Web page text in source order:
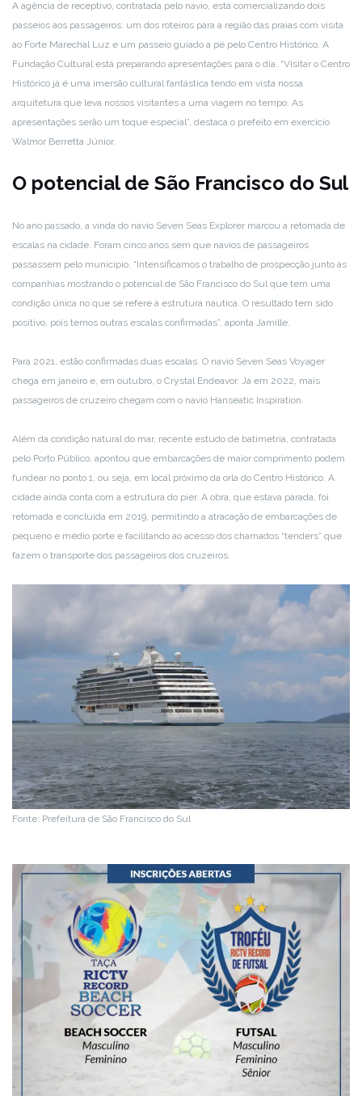
A agência de receptivo, contratada pelo navio, está comercializando dois
passeios aos passageiros: um dos roteiros para a região das praias com visita
ao Forte Marechal Luz e um passeio guiado a pé pelo Centro Histórico. A
Fundação Cultural está preparando apresentações para o dia. “Visitar o Centro
Histórico já é uma imersão cultural fantástica tendo em vista nossa
arquitetura que leva nossos visitantes a uma viagem no tempo. As
apresentações serão um toque especial”, destaca o prefeito em exercício
Walmor Berretta Júnior.
O potencial de São Francisco do Sul
No ano passado, a vinda do navio Seven Seas Explorer marcou a retomada de
escalas na cidade. Foram cinco anos sem que navios de passageiros
passassem pelo município. “Intensificamos o trabalho de prospecção junto às
companhias mostrando o potencial de São Francisco do Sul que tem uma
condição única no que se refere à estrutura náutica. O resultado tem sido
positivo, pois temos outras escalas confirmadas”, aponta Jamille.
Para 2021, estão confirmadas duas escalas. O navio Seven Seas Voyager
chega em janeiro e, em outubro, o Crystal Endeavor. Já em 2022, mais
passageiros de cruzeiro chegam com o navio Hanseatic Inspiration.
Além da condição natural do mar, recente estudo de batimetria, contratada
pelo Porto Público, apontou que embarcações de maior comprimento podem
fundear no ponto 1, ou seja, em local próximo da orla do Centro Histórico. A
cidade ainda conta com a estrutura do píer. A obra, que estava parada, foi
retomada e concluída em 2019, permitindo a atracação de embarcações de
pequeno e médio porte e facilitando ao acesso dos chamados “tenders” que
fazem o transporte dos passageiros dos cruzeiros.
Fonte: Prefeitura de São Francisco do Sul